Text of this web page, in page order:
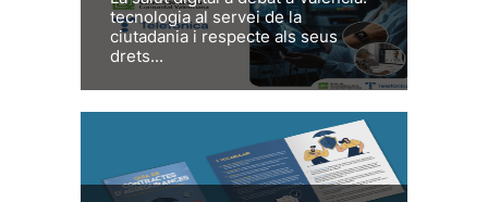
tecnologia al servei de la
ciutadania i respecte als seus
drets...